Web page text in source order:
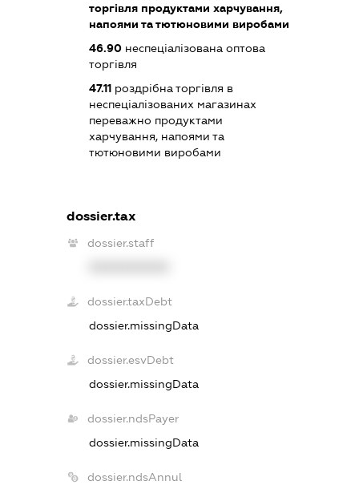
торгівля продуктами харчування,
напоями та тютюновими виробами
46.90 неспеціалізована оптова
торгівля
47.11 роздрібна торгівля в
неспеціалізованих магазинах
переважно продуктами
харчування, напоями та
тютюновими виробами
dossier.tax
dossier.staff
dossier.taxDebt
dossier.missingData
dossier.esvDebt
dossier.missingData
dossier.ndsPayer
dossier.missingData
dossier.ndsAnnul